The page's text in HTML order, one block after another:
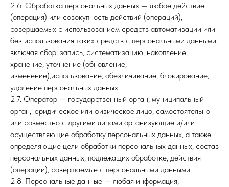
2.6. Обработка персональных данных — любое действие
(операция) или совокупность действий (операций),
совершаемых с использованием средств автоматизации или
без использования таких средств с персональными данными,
включая сбор, запись, систематизацию, накопление,
хранение, уточнение (обновление,
изменение),использование, обезличивание, блокирование,
удаление персональных данных.
2.7. Оператор — государственный орган, муниципальный
орган, юридическое или физическое лицо, самостоятельно
или совместно с другими лицами организующие и/или
осуществляющие обработку персональных данных, а также
определяющие цели обработки персональных данных, состав
персональных данных, подлежащих обработке, действия
(операции), совершаемые с персональными данными.
2.8. Персональные данные — любая информация,